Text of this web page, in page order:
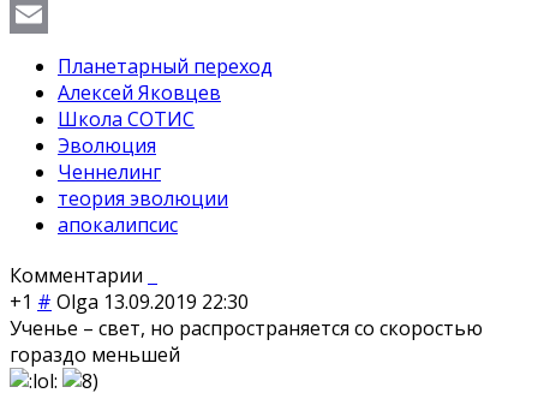
Viber
Планетарный переход
Алексей Яковцев
Школа СОТИС
Эволюция
Ченнелинг
теория эволюции
апокалипсис
Комментарии
+1 # Olga 13.09.2019 22:30
Ученье – свет, но распространяется со скоростью
гораздо меньшей